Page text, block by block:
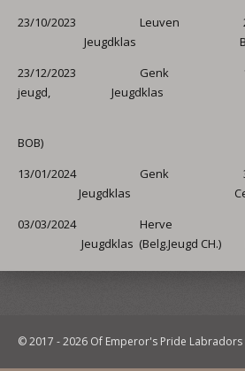
23/10/2023 Leuven
Jeugdklas
23/12/2023 Genk 1
jeugd, Jeugdklas
beste
BOB)
13/01/2024 Genk 3
Jeugdklas Cekic
03/03/2024 Herve 1
Jeugdklas (Belg.Jeugd CH.)
© 2017 - 2026 Of Emperor's Pride Labradors